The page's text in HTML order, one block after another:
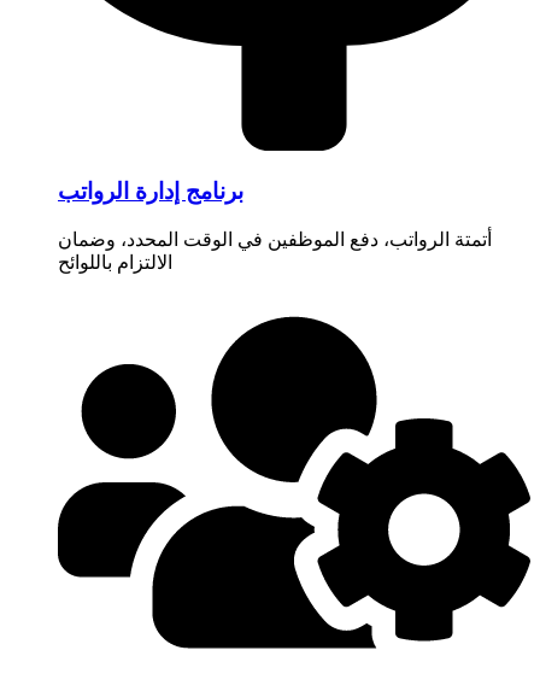
برنامج إدارة الرواتب
أتمتة الرواتب، دفع الموظفين في الوقت المحدد، وضمان
الالتزام باللوائح